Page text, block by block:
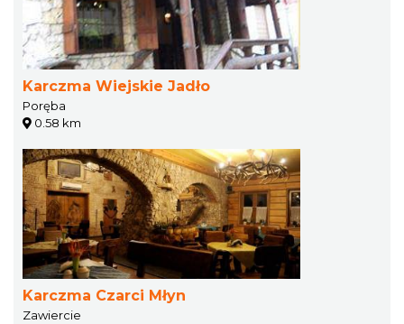
Karczma Wiejskie Jadło
Poręba
0.58 km
Karczma Czarci Młyn
Zawiercie